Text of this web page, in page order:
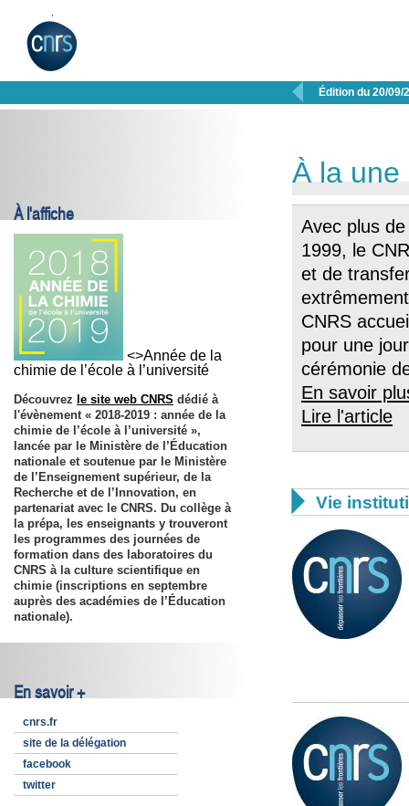
 Édition du 20/09/
À l'affiche
<>Année de la
chimie de l’école à l’université
Découvrez le site web CNRS dédié à
l'évènement « 2018-2019 : année de la
chimie de l’école à l’université »,
lancée par le Ministère de l’Éducation
nationale et soutenue par le Ministère
de l’Enseignement supérieur, de la
Recherche et de l’Innovation, en
partenariat avec le CNRS. Du collège à
la prépa, les enseignants y trouveront
les programmes des journées de
formation dans des laboratoires du
CNRS à la culture scientifique en
chimie (inscriptions en septembre
auprès des académies de l’Éducation
nationale).
En savoir +
cnrs.fr
site de la délégation
facebook
twitter
À la une
Avec plus
1999, le
et de
CNRS
pour une
cérémonie
En savoir
Lire l'article
 Vie